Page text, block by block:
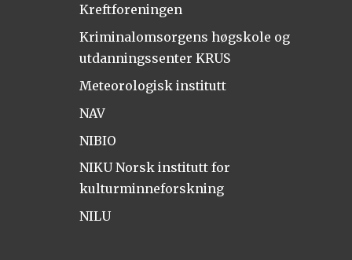
Kreftforeningen
Kriminalomsorgens høgskole og
utdanningssenter KRUS
Meteorologisk institutt
NAV
NIBIO
NIKU Norsk institutt for
kulturminneforskning
NILU